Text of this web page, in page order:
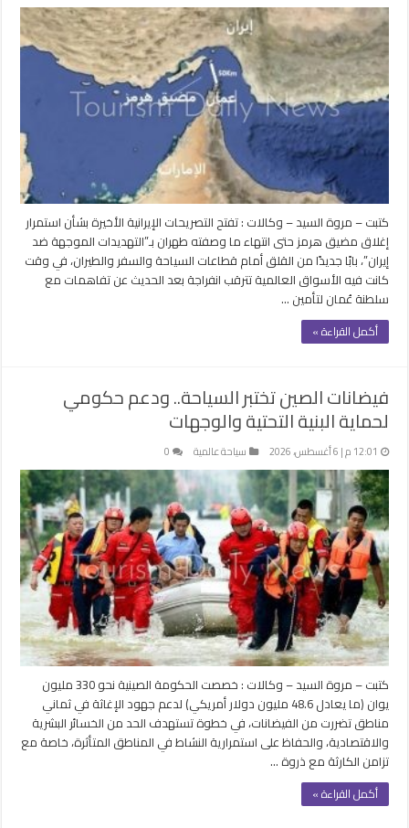
كتبت – مروة السيد – وكالات : تفتح التصريحات الإيرانية الأخيرة بشأن استمرار
إغلاق مضيق هرمز حتى انتهاء ما وصفته طهران بـ”التهديدات الموجهة ضد
إيران”، بابًا جديدًا من القلق أمام قطاعات السياحة والسفر والطيران، في وقت
كانت فيه الأسواق العالمية تترقب انفراجة بعد الحديث عن تفاهمات مع
سلطنة عُمان لتأمين …
أكمل القراءة »
فيضانات الصين تختبر السياحة.. ودعم حكومي
لحماية البنية التحتية والوجهات
12:01 م | 6 أغسطس، 2026 سياحة عالمية 0
كتبت – مروة السيد – وكالات : خصصت الحكومة الصينية نحو 330 مليون
يوان (ما يعادل 48.6 مليون دولار أمريكي) لدعم جهود الإغاثة في ثماني
مناطق تضررت من الفيضانات، في خطوة تستهدف الحد من الخسائر البشرية
والاقتصادية، والحفاظ على استمرارية النشاط في المناطق المتأثرة، خاصة مع
تزامن الكارثة مع ذروة …
أكمل القراءة »